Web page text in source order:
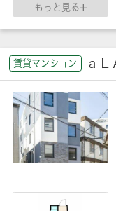
もっと見る
賃貸マンション ａＬ